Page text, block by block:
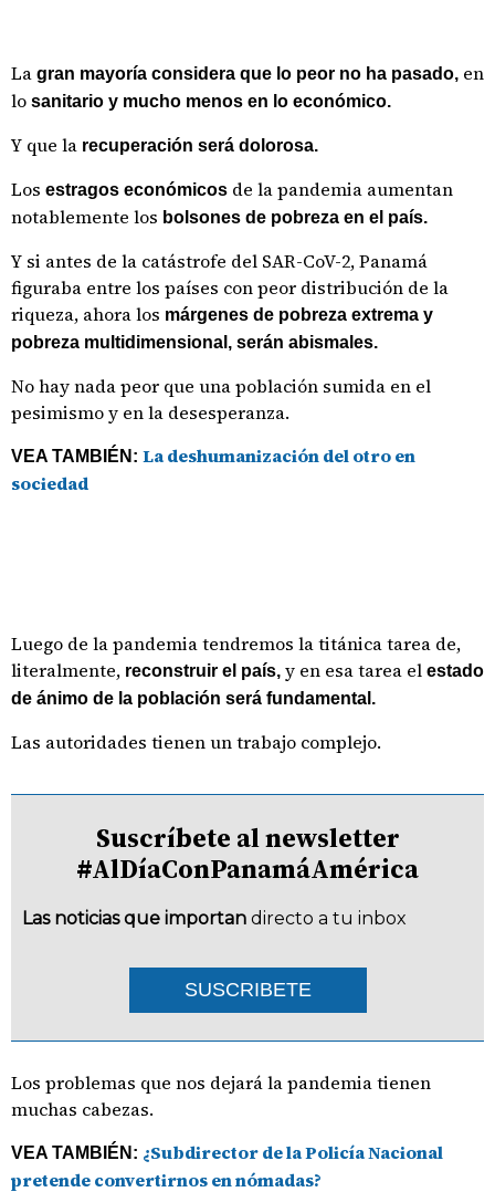
La gran mayoría considera que lo peor no ha pasado, en
lo sanitario y mucho menos en lo económico.
Y que la recuperación será dolorosa.
Los estragos económicos de la pandemia aumentan
notablemente los bolsones de pobreza en el país.
Y si antes de la catástrofe del SAR-CoV-2, Panamá
figuraba entre los países con peor distribución de la
riqueza, ahora los márgenes de pobreza extrema y
pobreza multidimensional, serán abismales.
No hay nada peor que una población sumida en el
pesimismo y en la desesperanza.
VEA TAMBIÉN: La deshumanización del otro en
sociedad
Luego de la pandemia tendremos la titánica tarea de,
literalmente, reconstruir el país, y en esa tarea el estado
de ánimo de la población será fundamental.
Las autoridades tienen un trabajo complejo.
Suscríbete al newsletter
#AlDíaConPanamáAmérica
Las noticias que importan directo a tu inbox
SUSCRIBETE
Los problemas que nos dejará la pandemia tienen
muchas cabezas.
VEA TAMBIÉN: ¿Subdirector de la Policía Nacional
pretende convertirnos en nómadas?